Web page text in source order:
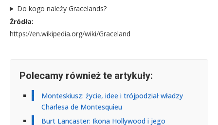
Do kogo należy Gracelands?
Źródła:
https://en.wikipedia.org/wiki/Graceland
Polecamy również te artykuły:
Monteskiusz: życie, idee i trójpodział władzy
Charlesa de Montesquieu
Burt Lancaster: Ikona Hollywood i jego